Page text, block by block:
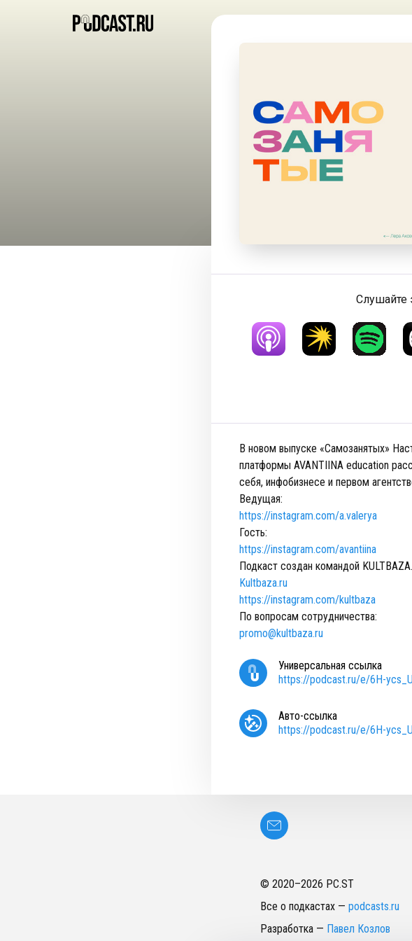
Слушайте
В новом выпуске «Самозанятых»
платформы AVANTIINA education
себя, инфобизнесе и первом
Ведущая:
https://instagram.com/a.valerya
Гость:
https://instagram.com/avantiina
Подкаст создан командой KULTBAZA.
Kultbaza.ru
https://instagram.com/kultbaza
По вопросам сотрудничества:
promo@kultbaza.ru
Универсальная ссылка
https://podcast.ru/e/6H-
Авто-ссылка
https://podcast.ru/e/6H-
© 2020–2026 PC.ST
Все о подкастах — podcasts.ru
Разработка — Павел Козлов